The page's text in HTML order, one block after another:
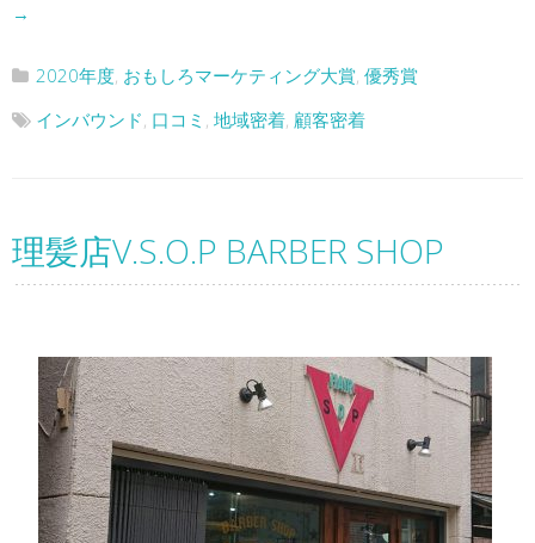
→
2020年度, おもしろマーケティング大賞, 優秀賞
インバウンド, 口コミ , 地域密着, 顧客密着
理髪店V.S.O.P BARBER SHOP